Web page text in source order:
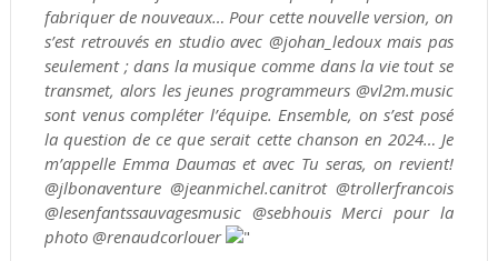
fabriquer de nouveaux… Pour cette nouvelle version, on
s’est retrouvés en studio avec @johan_ledoux mais pas
seulement ; dans la musique comme dans la vie tout se
transmet, alors les jeunes programmeurs @vl2m.music
sont venus compléter l’équipe. Ensemble, on s’est posé
la question de ce que serait cette chanson en 2024… Je
m’appelle Emma Daumas et avec Tu seras, on revient!
@jlbonaventure @jeanmichel.canitrot @trollerfrancois
@lesenfantssauvagesmusic @sebhouis Merci pour la
photo @renaudcorlouer
"